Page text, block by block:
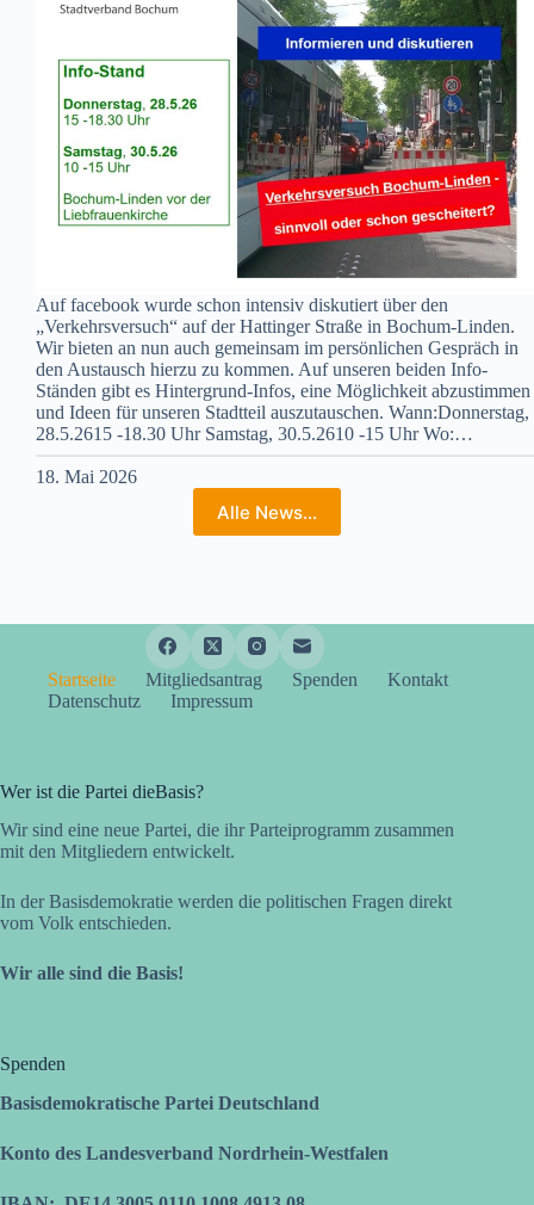
Auf facebook wurde schon intensiv diskutiert über den
„Verkehrsversuch“ auf der Hattinger Straße in Bochum-Linden.
Wir bieten an nun auch gemeinsam im persönlichen Gespräch in
den Austausch hierzu zu kommen. Auf unseren beiden Info-
Ständen gibt es Hintergrund-Infos, eine Möglichkeit abzustimmen
und Ideen für unseren Stadtteil auszutauschen. Wann:Donnerstag,
28.5.2615 -18.30 Uhr Samstag, 30.5.2610 -15 Uhr Wo:…
18. Mai 2026
Alle News…
Startseite Mitgliedsantrag Spenden
Kontakt
Datenschutz
Impressum
Wer ist die Partei dieBasis?
Wir sind eine neue Partei, die ihr Parteiprogramm zusammen
mit den Mitgliedern entwickelt.
In der Basisdemokratie werden die politischen Fragen direkt
vom Volk entschieden.
Wir alle sind die Basis!
Spenden
Basisdemokratische Partei Deutschland
Konto des Landesverband Nordrhein-Westfalen